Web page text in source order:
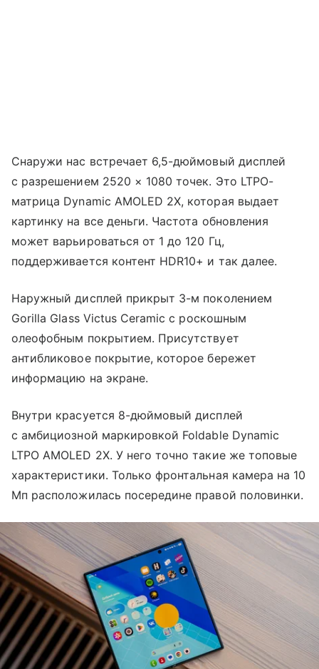
Снаружи нас встречает 6,5-дюймовый дисплей
с разрешением 2520 × 1080 точек. Это LTPO-
матрица Dynamic AMOLED 2X, которая выдает
картинку на все деньги. Частота обновления
может варьироваться от 1 до 120 Гц,
поддерживается контент HDR10+ и так далее.
Наружный дисплей прикрыт 3-м поколением
Gorilla Glass Victus Ceramic с роскошным
олеофобным покрытием. Присутствует
антибликовое покрытие, которое бережет
информацию на экране.
Внутри красуется 8-дюймовый дисплей
с амбициозной маркировкой Foldable Dynamic
LTPO AMOLED 2X. У него точно такие же топовые
характеристики. Только фронтальная камера на 10
Мп расположилась посередине правой половинки.